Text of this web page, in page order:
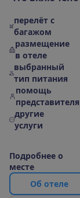
перелёт с
багажом
размещение
в отеле
выбранный
тип питания
помощь
представителя
другие
услуги
Подробнее о
месте
Об отеле